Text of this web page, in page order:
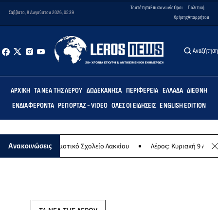
Σάββατο, 8 Αυγούστου 2026, 05:39
ΤαυτότηταΕπικοινωνίαΌροι
Χρήσης
Πολιτική
Απορρήτου
Αναζήτηση
ΑΡΧΙΚΉ ΤΑ ΝΈΑ ΤΗΣ ΛΈΡΟΥ ΔΩΔΕΚΆΝΗΣΑ ΠΕΡΙΦΈΡΕΙΑ ΕΛΛΆΔΑ ΔΙΕΘΝΉ
ΕΝΔΙΑΦΈΡΟΝΤΑ ΡΕΠΟΡΤΆΖ - VIDEO ΌΛΕΣ ΟΙ ΕΙΔΉΣΕΙΣ ENGLISH EDITION
Ανακοινώσεις
στο Δημοτικό Σχολείο Λακκίου Λέρος: Κυριακή 9